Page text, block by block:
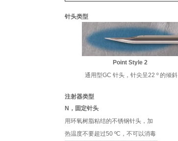
针头类型
Point Style 2
通用型GC 针头，针尖呈22 º 的倾斜
注射器类型
N，固定针头
用环氧树脂粘结的不锈钢针头，加
热温度不要超过50 ºC，不可以消毒